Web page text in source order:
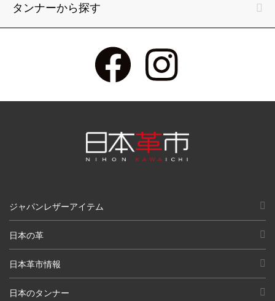
タンナーから探す
ジャパンレザーアイテム
日本の革
日本革市情報
日本のタンナー